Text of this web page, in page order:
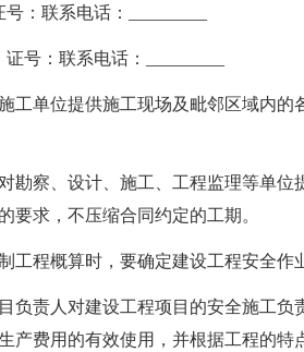
联系电话：_________
：联系电话：_________
单位提供施工现场及毗邻区域内的
察、设计、施工、工程监理等单位
要求，不压缩合同约定的工期。
程概算时，要确定建设工程安全作
责人对建设工程项目的安全施工负
产费用的有效使用，并根据工程的